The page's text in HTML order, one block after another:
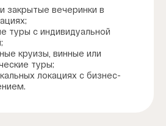
закрытые вечеринки в
туры с индивидуальной
круизы, винные или
туры;
локациях с бизнес-